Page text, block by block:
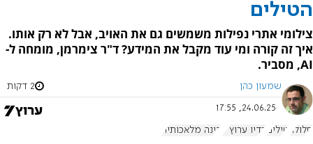
הטילים
צילומי אתרי נפילות משמשים גם את האויב, אבל לא רק אותו.
איך זה קורה ומי עוד מקבל את המידע? ד"ר צימרמן, מומחה ל-
AI, מסביר.
שמעון כהן 2 דקות
24.06.25, 17:55
סלולר טילים רדיו ערוץ 7 בינה מלאכותית